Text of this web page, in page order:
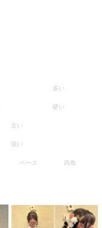
多い
硬い
太い
強い
ベース 四角